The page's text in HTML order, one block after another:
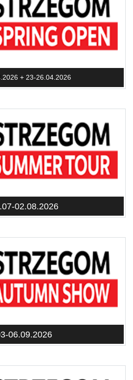
+ 23-26.04.2026
02.08.2026
06.09.2026